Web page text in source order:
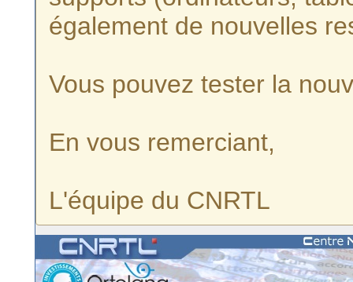
également de nouvelles
Vous pouvez tester la
En vous remerciant,
L'équipe du CNRTL